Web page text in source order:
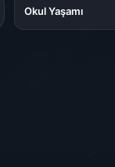
Okul Yaşamı